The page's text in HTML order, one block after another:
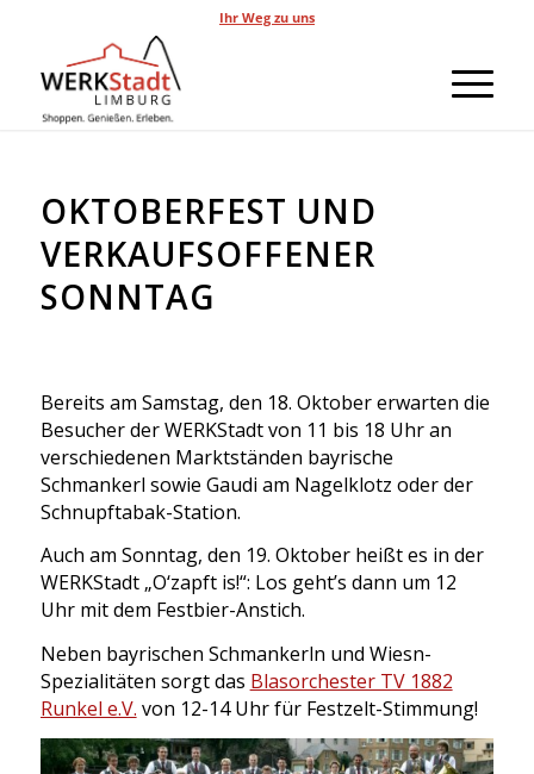
Ihr Weg zu uns
OKTOBERFEST UND
VERKAUFSOFFENER
SONNTAG
Bereits am Samstag, den 18. Oktober erwarten die
Besucher der WERKStadt von 11 bis 18 Uhr an
verschiedenen Marktständen bayrische
Schmankerl sowie Gaudi am Nagelklotz oder der
Schnupftabak-Station.
Auch am Sonntag, den 19. Oktober heißt es in der
WERKStadt „O‘zapft is!“: Los geht’s dann um 12
Uhr mit dem Festbier-Anstich.
Neben bayrischen Schmankerln und Wiesn-
Spezialitäten sorgt das Blasorchester TV 1882
Runkel e.V. von 12-14 Uhr für Festzelt-Stimmung!